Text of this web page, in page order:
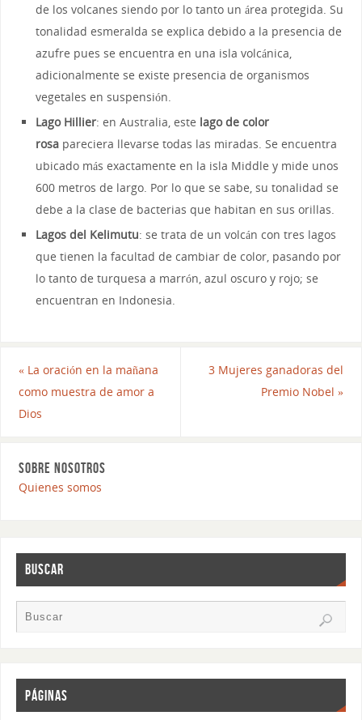
de los volcanes siendo por lo tanto un área protegida. Su
tonalidad esmeralda se explica debido a la presencia de
azufre pues se encuentra en una isla volcánica,
adicionalmente se existe presencia de organismos
vegetales en suspensión.
Lago Hillier: en Australia, este lago de color
rosa pareciera llevarse todas las miradas. Se encuentra
ubicado más exactamente en la isla Middle y mide unos
600 metros de largo. Por lo que se sabe, su tonalidad se
debe a la clase de bacterias que habitan en sus orillas.
Lagos del Kelimutu: se trata de un volcán con tres lagos
que tienen la facultad de cambiar de color, pasando por
lo tanto de turquesa a marrón, azul oscuro y rojo; se
encuentran en Indonesia.
«La oración en la mañana
como muestra de amor a
Dios
3 Mujeres ganadoras del
Premio Nobel»
SOBRE NOSOTROS
Quienes somos
BUSCAR
PÁGINAS